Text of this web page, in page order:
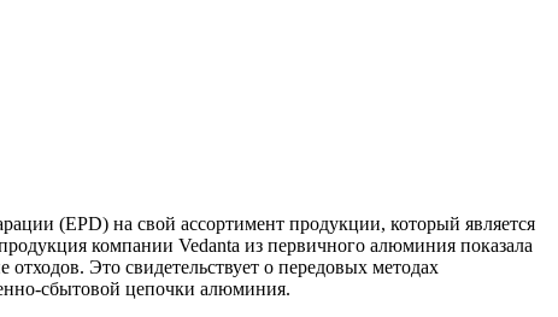
(EPD) на свой ассортимент продукции, который является
компании Vedanta из первичного алюминия показала
Это свидетельствует о передовых методах
сбытовой цепочки алюминия.